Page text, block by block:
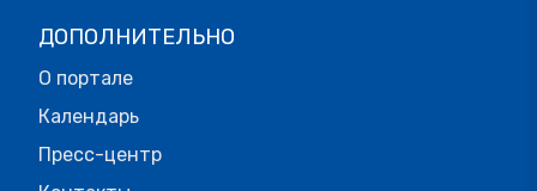
ДОПОЛНИТЕЛЬНО
О портале
Календарь
Пресс-центр